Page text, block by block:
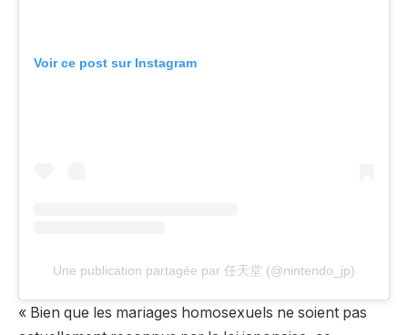
Voir ce post sur Instagram
Une publication partagée par 任天堂 (@nintendo_jp)
« Bien que les mariages homosexuels ne soient pas